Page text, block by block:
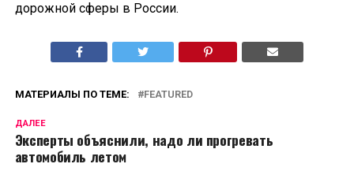
дорожной сферы в России.
МАТЕРИАЛЫ ПО ТЕМЕ: FEATURED
ДАЛЕЕ
Эксперты объяснили, надо ли прогревать
автомобиль летом